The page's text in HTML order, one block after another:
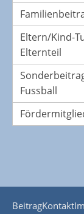
Eltern/Kind-
Elternteil
Fussball
BeitragKontakt